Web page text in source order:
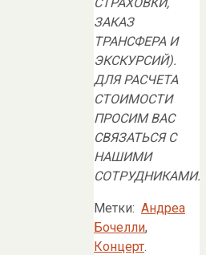
ЗАКАЗ
ТРАНСФЕРА И
ЭКСКУРСИЙ).
ДЛЯ РАСЧЕТА
СТОИМОСТИ
ПРОСИМ ВАС
СВЯЗАТЬСЯ С
НАШИМИ
СОТРУДНИКАМИ.
Метки: Андреа
Бочелли,
Концерт.